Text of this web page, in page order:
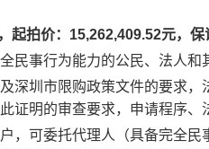
起拍价： 15,262,409.52元，保
民事行为能力的公民、法人和
深圳市限购政策文件的要求
证明的审查要求，申请程序、
，可委托代理人（具备完全